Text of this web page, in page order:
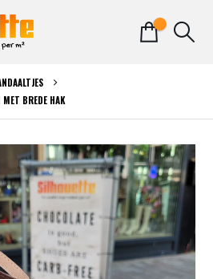
MET BREDE HAK